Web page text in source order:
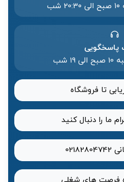
پاسخگویی
شب
تا فروشگاه
ما را دنبال کنید
02182804742